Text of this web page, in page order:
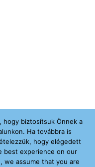
.
hogy biztosítsuk Önnek a
Ha továbbra is
hogy elégedett
best experience on our
we assume that you are